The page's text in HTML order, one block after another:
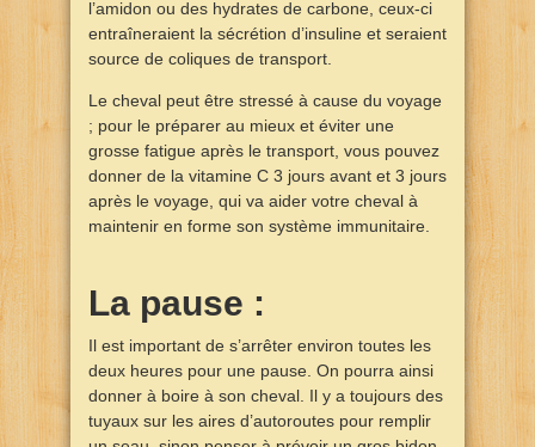
l’amidon ou des hydrates de carbone, ceux-ci
entraîneraient la sécrétion d’insuline et seraient
source de coliques de transport.
Le cheval peut être stressé à cause du voyage
; pour le préparer au mieux et éviter une
grosse fatigue après le transport, vous pouvez
donner de la vitamine C 3 jours avant et 3 jours
après le voyage, qui va aider votre cheval à
maintenir en forme son système immunitaire.
La pause :
Il est important de s’arrêter environ toutes les
deux heures pour une pause. On pourra ainsi
donner à boire à son cheval. Il y a toujours des
tuyaux sur les aires d’autoroutes pour remplir